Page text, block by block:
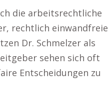
die arbeitsrechtliche
rechtlich einwandfreie
Dr. Schmelzer als
sehen sich oft
Entscheidungen zu